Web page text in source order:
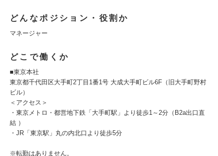
どんなポジション・役割か
マネージャー
どこで働くか
■東京本社
東京都千代田区大手町2丁目1番1号 大成大手町ビル6F（旧大手町野村
ビル）
＜アクセス＞
・東京メトロ・都営地下鉄「大手町駅」より徒歩1～2分（B2a出口直
結 ）
・JR「東京駅」丸の内北口より徒歩5分
※転勤はありません。